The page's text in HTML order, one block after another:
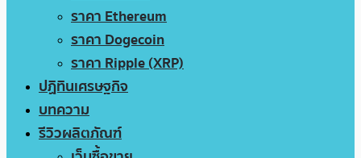
ราคา Ethereum
ราคา Dogecoin
ราคา Ripple (XRP)
ปฏิทินเศรษฐกิจ
บทความ
รีวิวผลิตภัณฑ์